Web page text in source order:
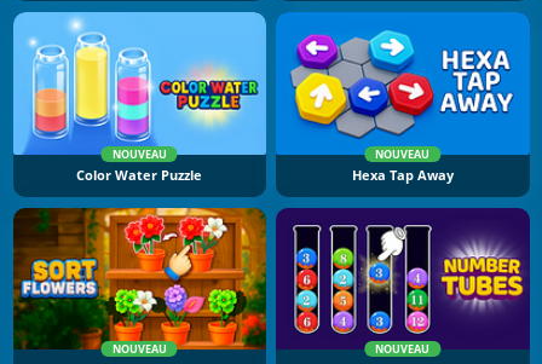
NOUVEAU
Color Water Puzzle
NOUVEAU
Hexa Tap Away
NOUVEAU NOUVEAU